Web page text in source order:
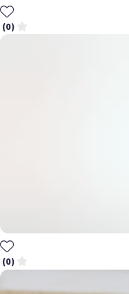
(0)
(0)